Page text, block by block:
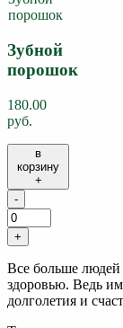
Зубной
порошок
180.00
руб.
в
корзину
+
-
+
Все больше людей
здоровью. Ведь
долголетия и